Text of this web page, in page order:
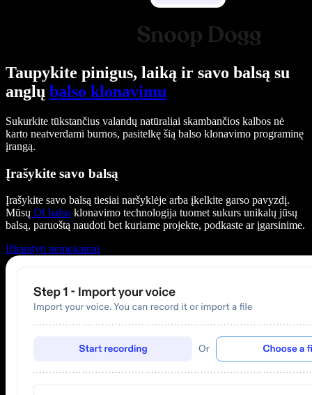
Taupykite pinigus, laiką ir savo balsą su
anglų balso klonavimu
Sukurkite tūkstančius valandų natūraliai skambančios kalbos nė
karto neatverdami burnos, pasitelkę šią balso klonavimo programinę
įrangą.
Įrašykite savo balsą
Įrašykite savo balsą tiesiai naršyklėje arba įkelkite garso pavyzdį.
Mūsų DI balso klonavimo technologija tuomet sukurs unikalų jūsų
balsą, paruoštą naudoti bet kuriame projekte, podkaste ar įgarsinime.
Išbandyti nemokamai